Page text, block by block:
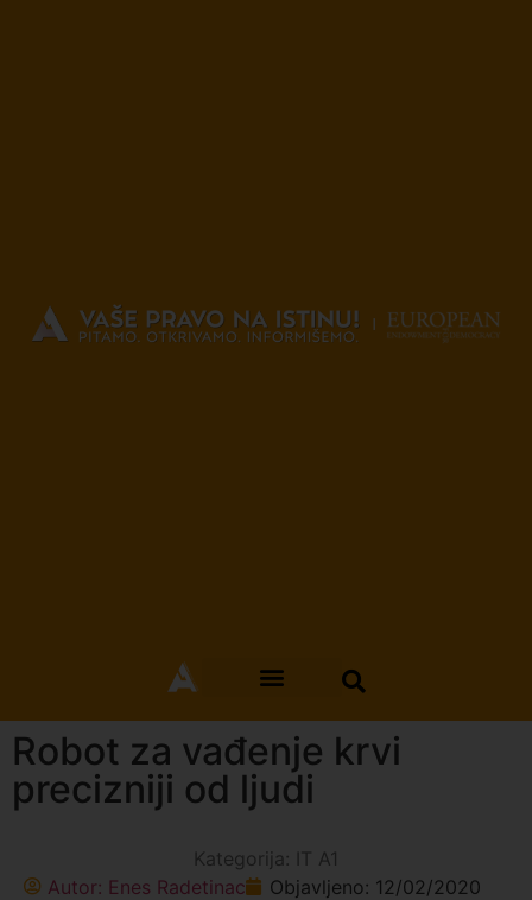
Robot za vađenje krvi
precizniji od ljudi
Kategorija:
IT A1
Autor: Enes Radetinac Objavljeno: 12/02/2020